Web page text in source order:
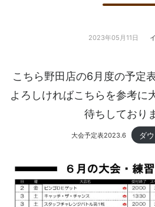
2023年05月11日
こちら野田店の6月度の予定
よろしければこちらを参考に
待ちしており
大会予定表2023.6 ダ